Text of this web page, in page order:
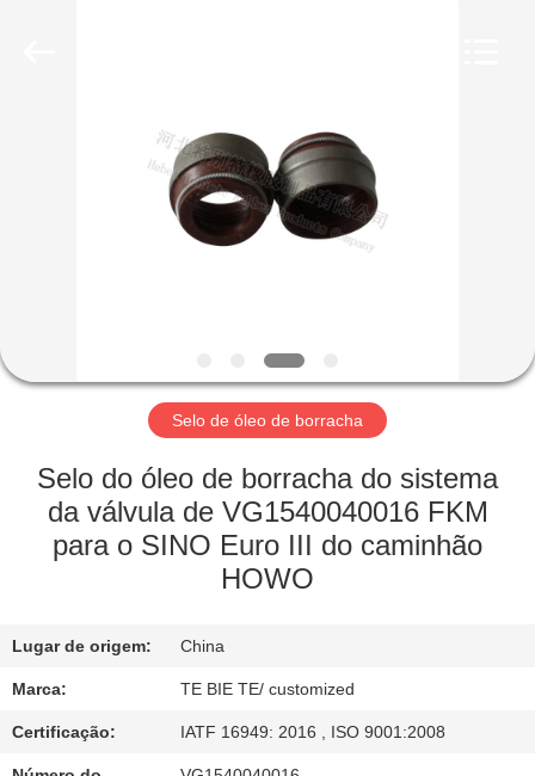
PRODUTOS
EXCURSÃO
FÁBRICA
CONTROLE
CONTACTE-
NOS
Selo de óleo de borracha
Selo do óleo de borracha do sistema
da válvula de VG1540040016 FKM
para o SINO Euro III do caminhão
HOWO
Lugar de origem: China
Marca: TE BIE TE/ customized
Certificação: IATF 16949: 2016 , ISO 9001:2008